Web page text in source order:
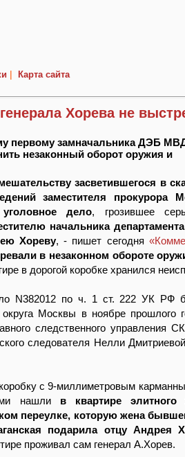
|
Карта сайта
Хорева не
первому замначальника ДЭБ
незаконный оборот оружия и
засветившегося в
заместителя прокурора
дело, грозившее
начальника
Хореву, - пишет сегодня
в незаконном обороте
в дорогой коробке хранился
N382012 по ч. 1 ст. 222 УК РФ
округа Москвы в ноябре прошлого
следственного
следователя Нелли
с 9-миллиметровым
нашли в квартире
переулке, которую жена
подарила отцу Андрея
проживал сам генерал А.Хорев.